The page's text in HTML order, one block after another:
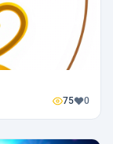
75 0